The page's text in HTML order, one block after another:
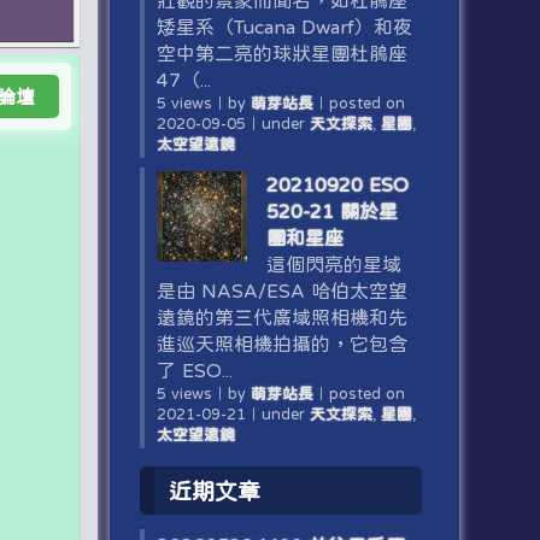
壇
矮星系（Tucana Dwarf）和夜
空中第二亮的球狀星團杜鵑座
47（...
5 views by 萌芽站長｜ posted on
2020-09-05
under 天文探索, 星團,
太空望遠鏡
20210920 ESO
520-21 關於星
團和星座
這個閃亮的星域
是由 NASA/ESA 哈伯太空望
遠鏡的第三代廣域照相機和先
進巡天照相機拍攝的，它包含
了 ESO...
5 views by 萌芽站長｜ posted on
2021-09-21
under 天文探索, 星團,
太空望遠鏡
近期文章